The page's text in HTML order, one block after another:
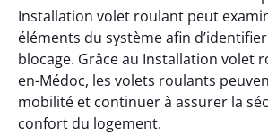
Installation volet roulant peut
éléments du système afin
blocage. Grâce au Installation volet
en-Médoc, les volets roulants
mobilité et continuer à assurer la
confort du logement.